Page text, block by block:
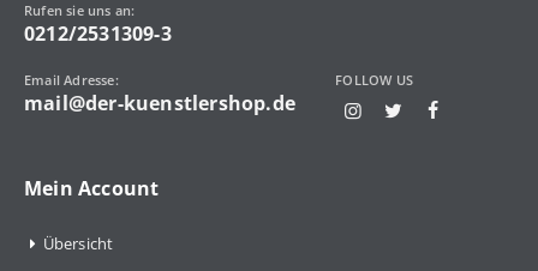
Rufen sie uns an:
0212/2531309-3
Email Adresse:
mail@der-kuenstlershop.de
FOLLOW US
Mein Account
Übersicht